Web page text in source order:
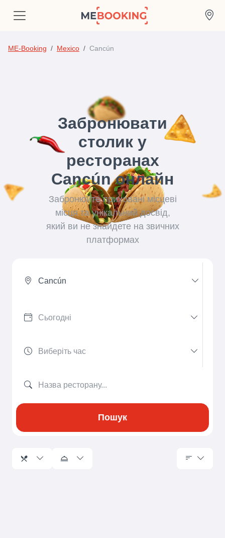
ME-Booking Mexico Cancún
Забронювати
столик у
ресторанах
Cancún онлайн
Забронюйте приховані місцеві
місця та унікальний досвід,
який ви не знайдете на звичних
платформах
Cancún
Пошук